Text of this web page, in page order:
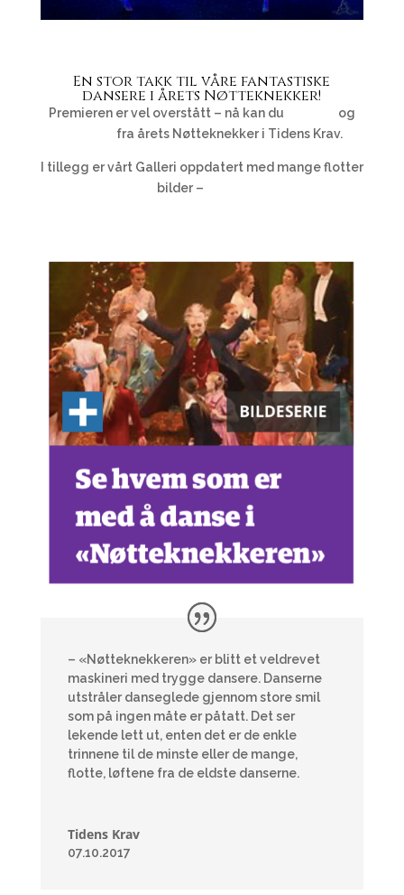
En stor takk til våre fantastiske
dansere i årets Nøtteknekker!
Premieren er vel overstått – nå kan du
og
fra årets Nøtteknekker i Tidens Krav.
I tillegg er vårt Galleri oppdatert med mange flotter
bilder –
– «Nøtteknekkeren» er blitt et veldrevet
maskineri med trygge dansere. Danserne
utstråler danseglede gjennom store smil
som på ingen måte er påtatt. Det ser
lekende lett ut, enten det er de enkle
trinnene til de minste eller de mange,
flotte, løftene fra de eldste danserne.
Tidens Krav
07.10.2017